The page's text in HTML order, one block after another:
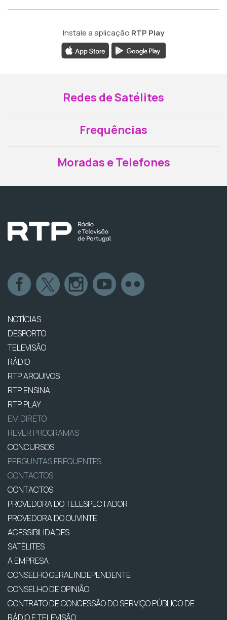
Instale a aplicação RTP Play
Redes de Satélites
Frequências
Moradas e Telefones
NOTÍCIAS
DESPORTO
TELEVISÃO
RÁDIO
RTP ARQUIVOS
RTP ENSINA
RTP PLAY
EM DIRETO
REVER PROGRAMAS
CONCURSOS
PERGUNTAS FREQUENTES
CONTACTOS
CONTACTOS
PROVEDORA DO TELESPECTADOR
PROVEDORA DO OUVINTE
ACESSIBILIDADES
SATÉLITES
A EMPRESA
CONSELHO GERAL INDEPENDENTE
CONSELHO DE OPINIÃO
CONTRATO DE CONCESSÃO DO SERVIÇO PÚBLICO DE
RÁDIO E TELEVISÃO